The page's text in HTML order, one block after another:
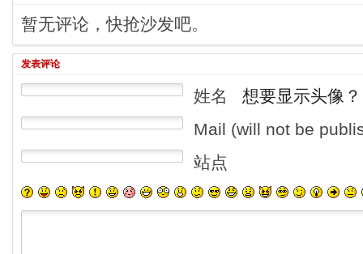
暂无评论，快抢沙发吧。
发表评论
姓名
想要显示头像？
Mail (will not be
站点